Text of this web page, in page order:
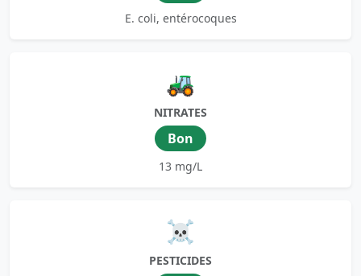
E. coli, entérocoques
🚜
NITRATES
Bon
13 mg/L
☠️
PESTICIDES